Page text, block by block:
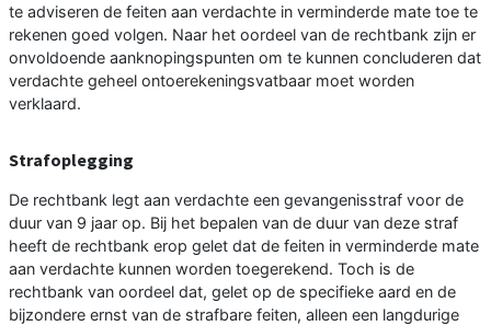
te adviseren de feiten aan verdachte in verminderde mate toe te
rekenen goed volgen. Naar het oordeel van de rechtbank zijn er
onvoldoende aanknopingspunten om te kunnen concluderen dat
verdachte geheel ontoerekeningsvatbaar moet worden
verklaard.
Strafoplegging
De rechtbank legt aan verdachte een gevangenisstraf voor de
duur van 9 jaar op. Bij het bepalen van de duur van deze straf
heeft de rechtbank erop gelet dat de feiten in verminderde mate
aan verdachte kunnen worden toegerekend. Toch is de
rechtbank van oordeel dat, gelet op de specifieke aard en de
bijzondere ernst van de strafbare feiten, alleen een langdurige